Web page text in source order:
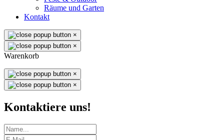
Räume und Garten
Kontakt
×
×
Warenkorb
×
×
Kontaktiere uns!